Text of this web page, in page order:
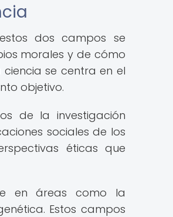
dos campos se
morales y de cómo
se centra en el
objetivo.
de la investigación
sociales de los
éticas que
en áreas como la
Estos campos